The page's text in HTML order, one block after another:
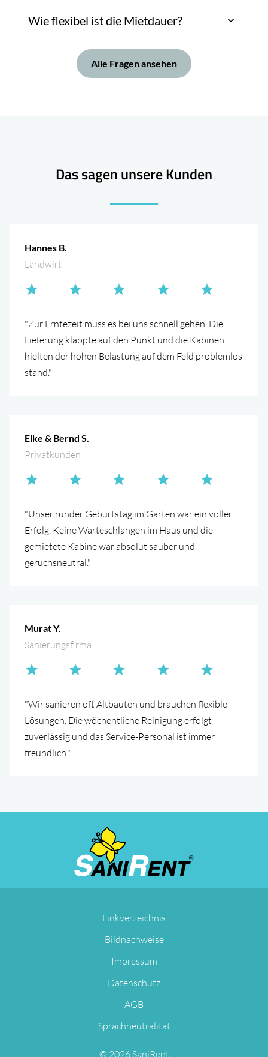
Wie flexibel ist die Mietdauer?
Alle Fragen ansehen
Das sagen unsere Kunden
Hannes B.
Landwirt
"Zur Erntezeit muss es bei uns schnell gehen. Die
Lieferung klappte auf den Punkt und die Kabinen
hielten der hohen Belastung auf dem Feld problemlos
stand."
Elke & Bernd S.
Privatkunden
"Unser runder Geburtstag im Garten war ein voller
Erfolg. Keine Warteschlangen im Haus und die
gemietete Kabine war absolut sauber und
geruchsneutral."
Murat Y.
Sanierungsfirma
"Wir sanieren oft Altbauten und brauchen flexible
Lösungen. Die wöchentliche Reinigung erfolgt
zuverlässig und das Service-Personal ist immer
freundlich."
Navigation
überspringen
Linkverzeichnis
Bildnachweise
Impressum
Datenschutz
AGB
Sprachneutralität
© 2026 SaniRent